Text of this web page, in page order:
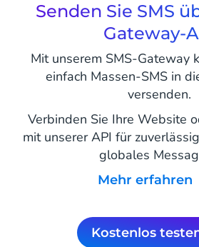
Senden Sie SMS
Gateway-
Mit unserem SMS-Gateway
einfach Massen-SMS in
versenden.
Verbinden Sie Ihre Website
mit unserer API für
globales
mehr erfahren
kostenlos